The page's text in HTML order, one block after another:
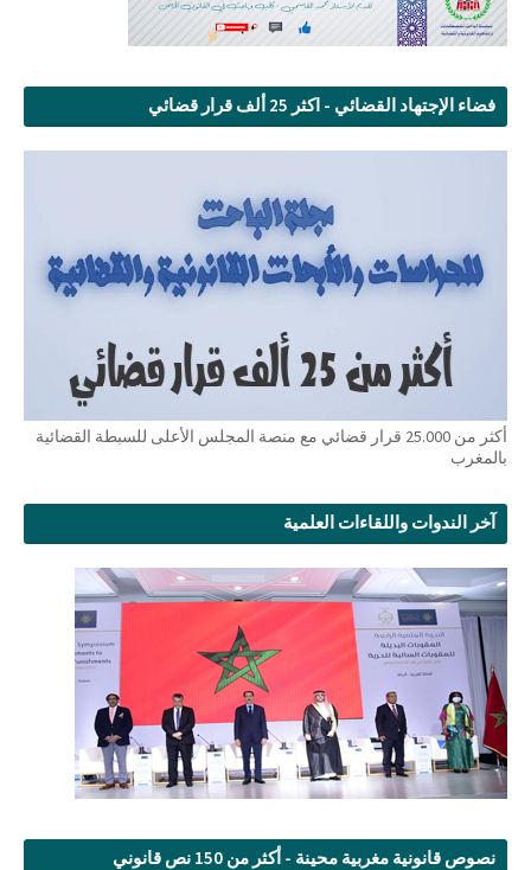
فضاء الإجتهاد القضائي - اكثر 25 ألف قرار قضائي
أكثر من 25.000 قرار قضائي مع منصة المجلس الأعلى للسبطة القضائية
بالمغرب
آخر الندوات واللقاءات العلمية
نصوص قانونية مغربية محينة - أكثر من 150 نص قانوني